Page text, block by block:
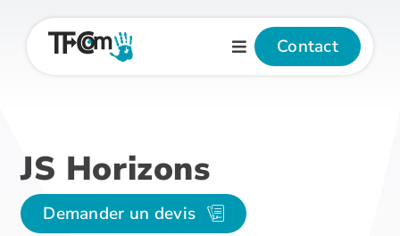
contenu
Contact
JS Horizons
Demander un devis